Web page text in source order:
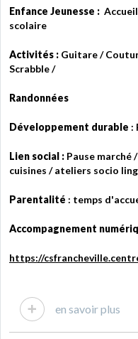
Enfance Jeunesse :
scolaire
Activités : Guitare /
Scrabble /
Randonnées
Développement durable :
Lien social : Pause
cuisines / ateliers socio
Parentalité : temps
Accompagnement
https://
en savoir plus